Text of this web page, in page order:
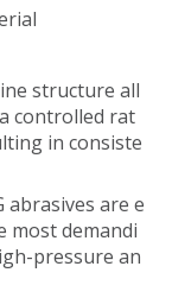
structure all
controlled rat
in consiste
abrasives are e
most demandi
pressure an